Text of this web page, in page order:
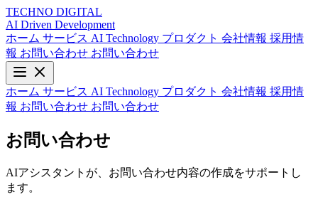
TECHNO DIGITAL
AI Driven Development
ホーム サービス AI Technology プロダクト 会社情報 採用情
報 お問い合わせ お問い合わせ
ホーム サービス AI Technology プロダクト 会社情報 採用情
報 お問い合わせ お問い合わせ
お問い合わせ
AIアシスタントが、お問い合わせ内容の作成をサポートし
ます。